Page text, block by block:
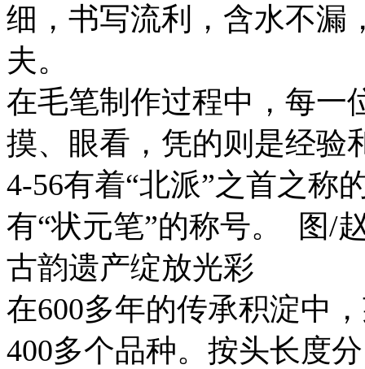
细，书写流利，含水不漏
夫。
在毛笔制作过程中，每一
摸、眼看，凭的则是经验
4-56有着“北派”之首之称
有“状元笔”的称号。 图/
古韵遗产绽放光彩
在600多年的传承积淀中
400多个品种。按头长度